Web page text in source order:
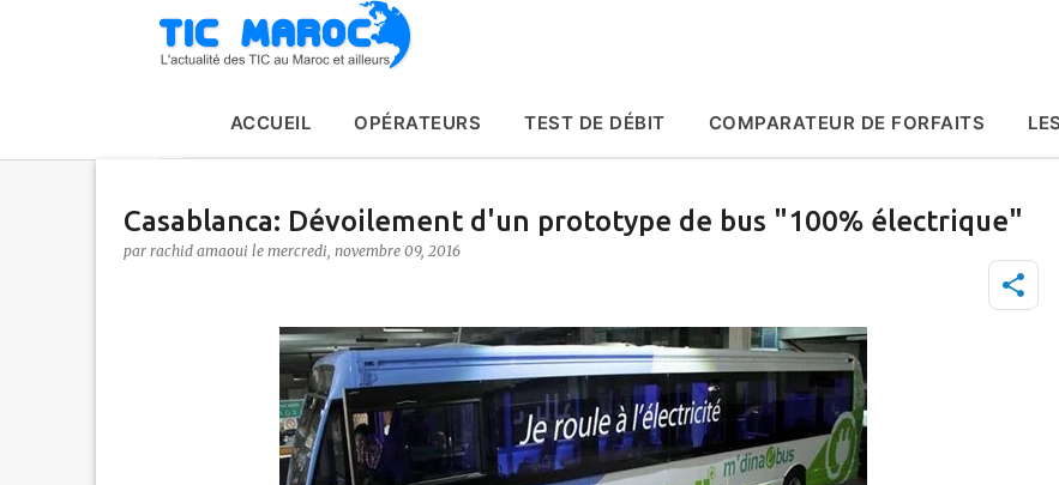
ACCUEIL OPÉRATEURS TEST DE DÉBIT COMPARATEUR DE FORFAITS
Casablanca: Dévoilement d'un prototype de bus "100% électrique"
par rachid amaoui le mercredi, novembre 09, 2016